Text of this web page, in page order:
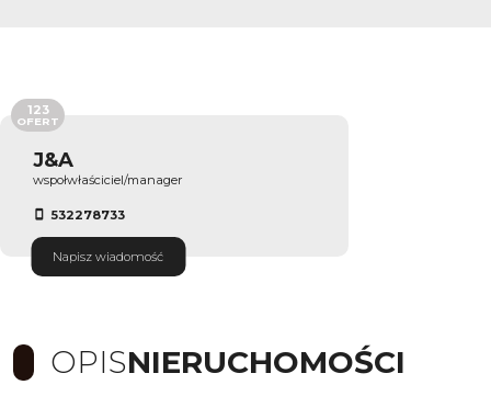
J&A
wspołwłaściciel/manager
532278733
Napisz wiadomość
123
OFERT
OPISNIERUCHOMOŚCI